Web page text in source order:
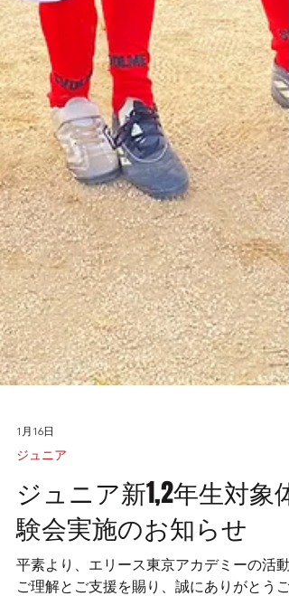
1月16日
ジュニア
ジュニア新1,2年生対象体